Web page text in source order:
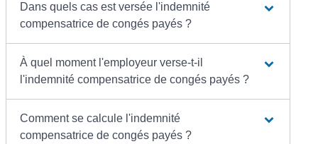
Dans quels cas est versée l'indemnité
compensatrice de congés payés ?
À quel moment l'employeur verse-t-il
l'indemnité compensatrice de congés payés ?
Comment se calcule l'indemnité
compensatrice de congés payés ?